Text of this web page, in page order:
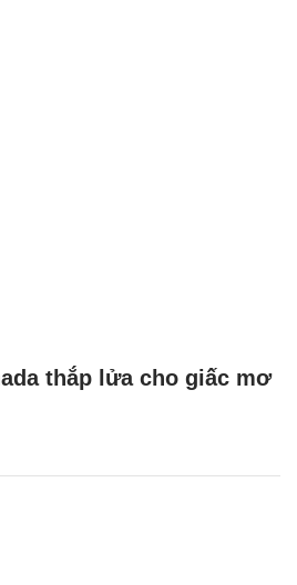
thắp lửa cho giấc mơ